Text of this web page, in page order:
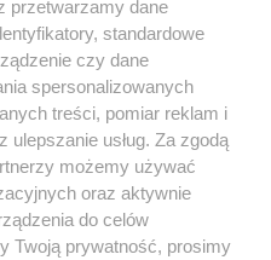
korzystania z portali
Skontakuj sięz nami
Kontakt
Wydawca
Redakcja
przetwarzamy dane
standardowe
czy dane
spersonalizowanych
treści, pomiar reklam i
ulepszanie usług. Za zgodą
możemy używać
oraz aktywnie
do celów
Twoją prywatność, prosimy